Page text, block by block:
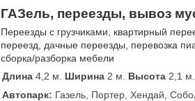
ГАЗель, переезды, вывоз
Переезды с грузчиками, квартирный
переезд, дачные переезды, перевозка
сборка/разборка мебели
Длина 4,2 м. Ширина 2 м. Высота 2,1 м.
Автопарк: Газель, Портер, Хендай,